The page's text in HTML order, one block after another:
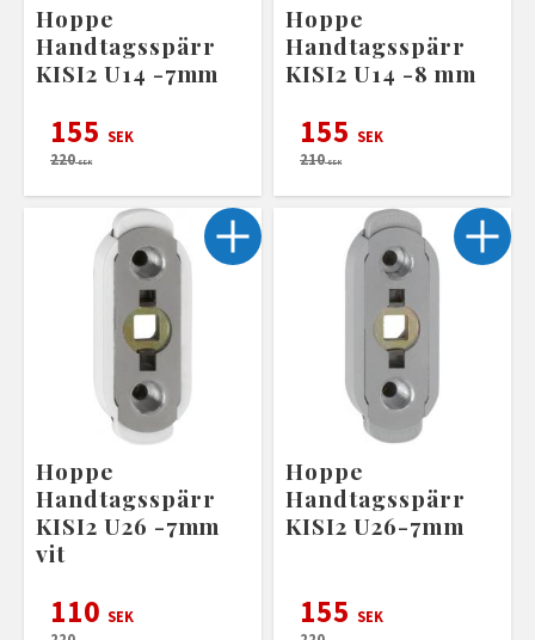
Hoppe
Handtagsspärr
KISI2 U14 -7mm
155 SEK
220SEK
Hoppe
Handtagsspärr
KISI2 U14 -8 mm
155 SEK
210SEK
Hoppe
Handtagsspärr
KISI2 U26 -7mm
vit
110 SEK
Hoppe
Handtagsspärr
KISI2 U26-7mm
155 SEK